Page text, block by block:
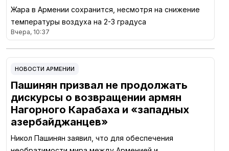
Жара в Армении сохранится, несмотря на снижение
температуры воздуха на 2-3 градуса
Вчера, 10:37
НОВОСТИ АРМЕНИИ
Пашинян призвал не продолжать
дискурсы о возвращении армян
Нагорного Карабаха и «западных
азербайджанцев»
Никол Пашинян заявил, что для обеспечения